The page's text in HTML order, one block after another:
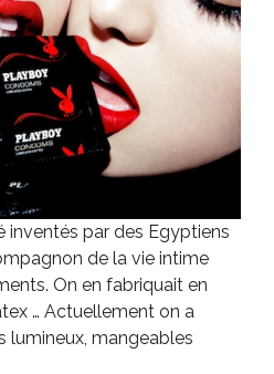
inventés par des Egyptiens
de la vie intime
On en fabriquait en
… Actuellement on a
lumineux, mangeables